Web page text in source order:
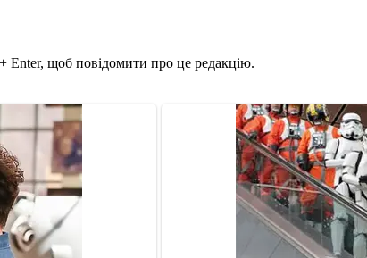
Enter, щоб повідомити про це редакцію.